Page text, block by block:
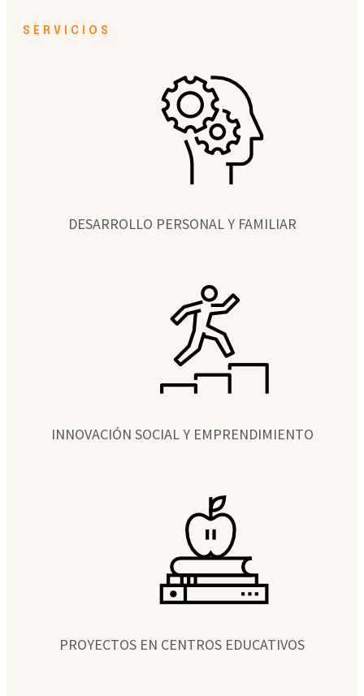
SERVICIOS
DESARROLLO PERSONAL Y FAMILIAR
INNOVACIÓN SOCIAL Y EMPRENDIMIENTO
PROYECTOS EN CENTROS EDUCATIVOS